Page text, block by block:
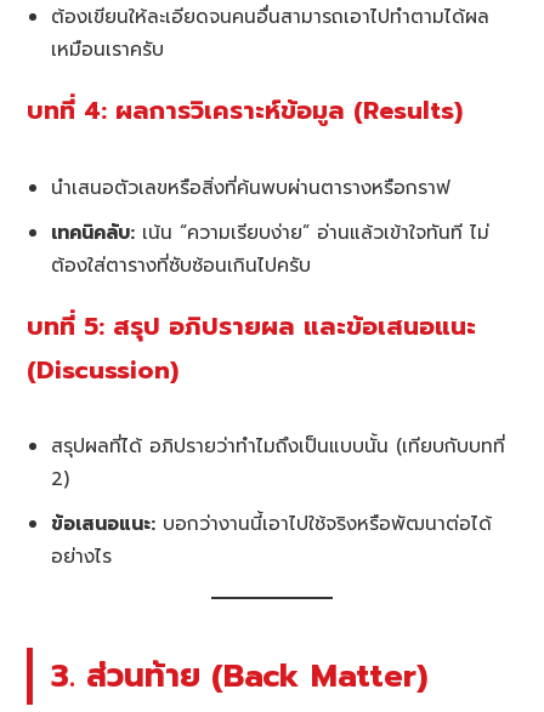
ต้องเขียนให้ละเอียดจนคนอื่นสามารถเอาไปทำตามได้ผล
เหมือนเราครับ
บทที่ 4: ผลการวิเคราะห์ข้อมูล (Results)
นำเสนอตัวเลขหรือสิ่งที่ค้นพบผ่านตารางหรือกราฟ
เทคนิคลับ: เน้น “ความเรียบง่าย” อ่านแล้วเข้าใจทันที ไม่
ต้องใส่ตารางที่ซับซ้อนเกินไปครับ
บทที่ 5: สรุป อภิปรายผล และข้อเสนอแนะ
(Discussion)
สรุปผลที่ได้ อภิปรายว่าทำไมถึงเป็นแบบนั้น (เทียบกับบทที่
2)
ข้อเสนอแนะ: บอกว่างานนี้เอาไปใช้จริงหรือพัฒนาต่อได้
อย่างไร
3. ส่วนท้าย (Back Matter)